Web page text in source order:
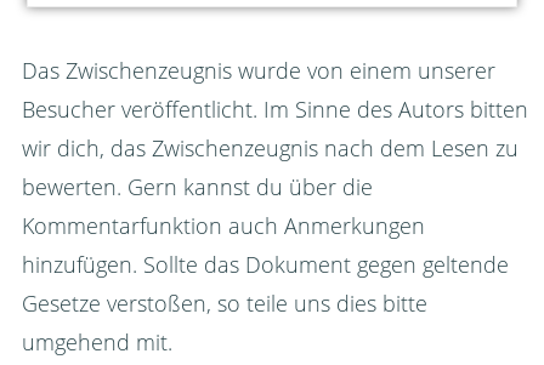
Das Zwischenzeugnis wurde von einem unserer
Besucher veröffentlicht. Im Sinne des Autors bitten
wir dich, das Zwischenzeugnis nach dem Lesen zu
bewerten. Gern kannst du über die
Kommentarfunktion auch Anmerkungen
hinzufügen. Sollte das Dokument gegen geltende
Gesetze verstoßen, so teile uns dies bitte
umgehend mit.